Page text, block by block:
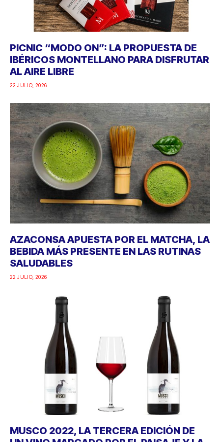
PICNIC “MODO ON”: LA PROPUESTA DE
IBÉRICOS MONTELLANO PARA DISFRUTAR
AL AIRE LIBRE
22 JULIO, 2026
AZACONSA APUESTA POR EL MATCHA, LA
BEBIDA MÁS PRESENTE EN LAS RUTINAS
SALUDABLES
22 JULIO, 2026
MUSCO 2022, LA TERCERA EDICIÓN DE